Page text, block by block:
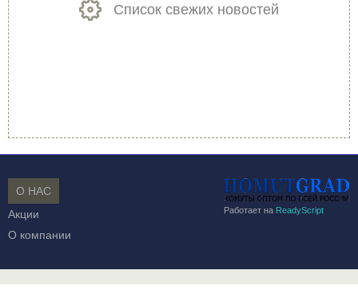
Список свежих новостей
Работает на ReadyScript
О НАС
Акции
О компании